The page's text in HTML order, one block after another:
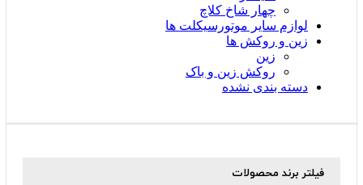
چهار شاخ کلاچ
لوازم سایر موتورسیکلت ها
زین و روکش ها
زین
روکش زین و باک
دسته بندی نشده
فیلتر برند محصولات